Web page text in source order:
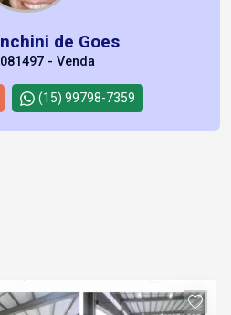
de Goes
- Venda
(15) 99798-7359